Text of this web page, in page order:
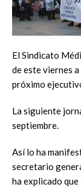
El Sindicato
de este viernes
próximo
La siguiente
septiembre.
Así lo ha
secretario
ha explicado